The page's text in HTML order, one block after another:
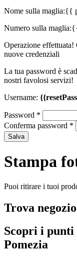
Nome sulla maglia:{{
Numero sulla maglia:
Operazione
nuove credenziali
La tua password è
nostri favolosi servizi!
Username:
Password *
Conferma password *
Salva
Stampa
Puoi ritirare i tuoi
Trova
Scopri i
Pomezia